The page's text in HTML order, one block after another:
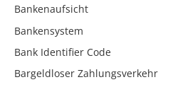
Bankenaufsicht
Bankensystem
Bank Identifier Code
Bargeldloser Zahlungsverkehr